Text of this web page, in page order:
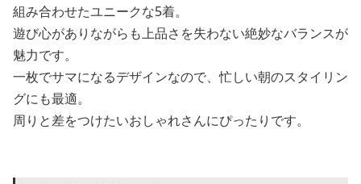
組み合わせたユニークな5着。
遊び心がありながらも上品さを失わない絶妙なバランスが
魅力です。
一枚でサマになるデザインなので、忙しい朝のスタイリン
グにも最適。
周りと差をつけたいおしゃれさんにぴったりです。